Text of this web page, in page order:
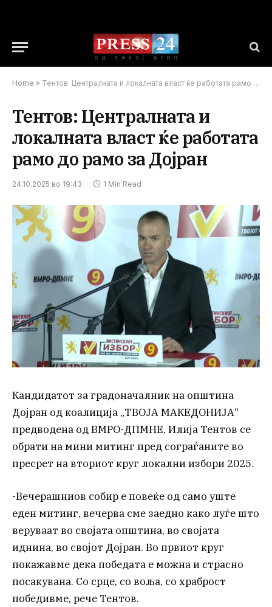
Home » Тентов: Централната и локалната власт ќе работата рамо до рамо за Дојран
Тентов: Централната и
локалната власт ќе работата
рамо до рамо за Дојран
24.10.2025 во 19:43 1 Min Read
Кандидатот за градоначалник на општина
Дојран од коалиција „ТВОЈА МАКЕДОНИЈА“
предводена од ВМРО-ДПМНЕ, Илија Тентов се
обрати на мини митинг пред сограѓаните во
пресрет на вториот круг локални избори 2025.
-Вечерашниов собир е повеќе од само уште
еден митинг, вечерва сме заедно како луѓе што
веруваат во својата општина, во својата
иднина, во својот Дојран. Во првиот круг
покажавме дека победата е можна и страсно
посакувана. Со срце, со воља, со храброст
победивме, рече Тентов.